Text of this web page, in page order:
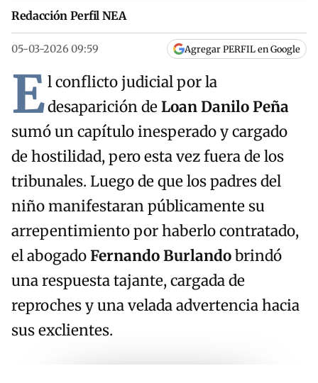
Redacción Perfil NEA
05-03-2026 09:59 Agregar PERFIL en Google
El conflicto judicial por la
desaparición deLoan Danilo Peña
sumó un capítulo inesperado y cargado
de hostilidad, pero esta vez fuera de los
tribunales. Luego de que los padres del
niño manifestaran públicamente su
arrepentimiento por haberlo contratado,
el abogadoFernando Burlandobrindó
una respuesta tajante, cargada de
reproches y una velada advertencia hacia
sus exclientes.